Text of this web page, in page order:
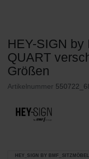
HEY-SIGN
QUART
Größen
Artikelnummer
HEY_SIGN BY BMF_SITZMÖBEL